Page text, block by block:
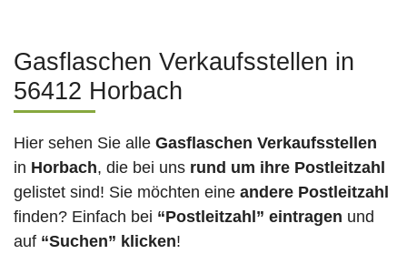
Gasflaschen Verkaufsstellen in
56412 Horbach
Hier sehen Sie alle Gasflaschen Verkaufsstellen
in Horbach, die bei uns rund um ihre Postleitzahl
gelistet sind! Sie möchten eine andere Postleitzahl
finden? Einfach bei “Postleitzahl” eintragen und
auf “Suchen” klicken!